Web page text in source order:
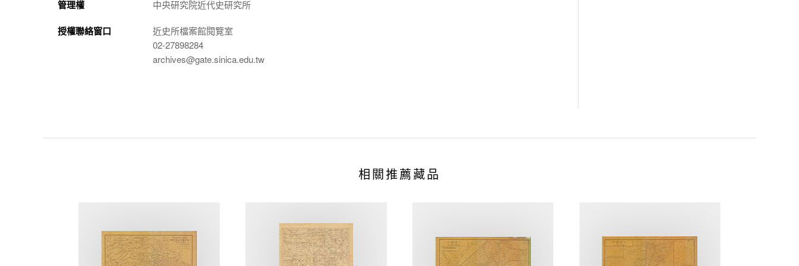
管理權 中央研究院近代史研究所
授權聯絡窗口
近史所檔案館閱覽室
02-27898284
archives@gate.sinica.edu.tw
相關推薦藏品